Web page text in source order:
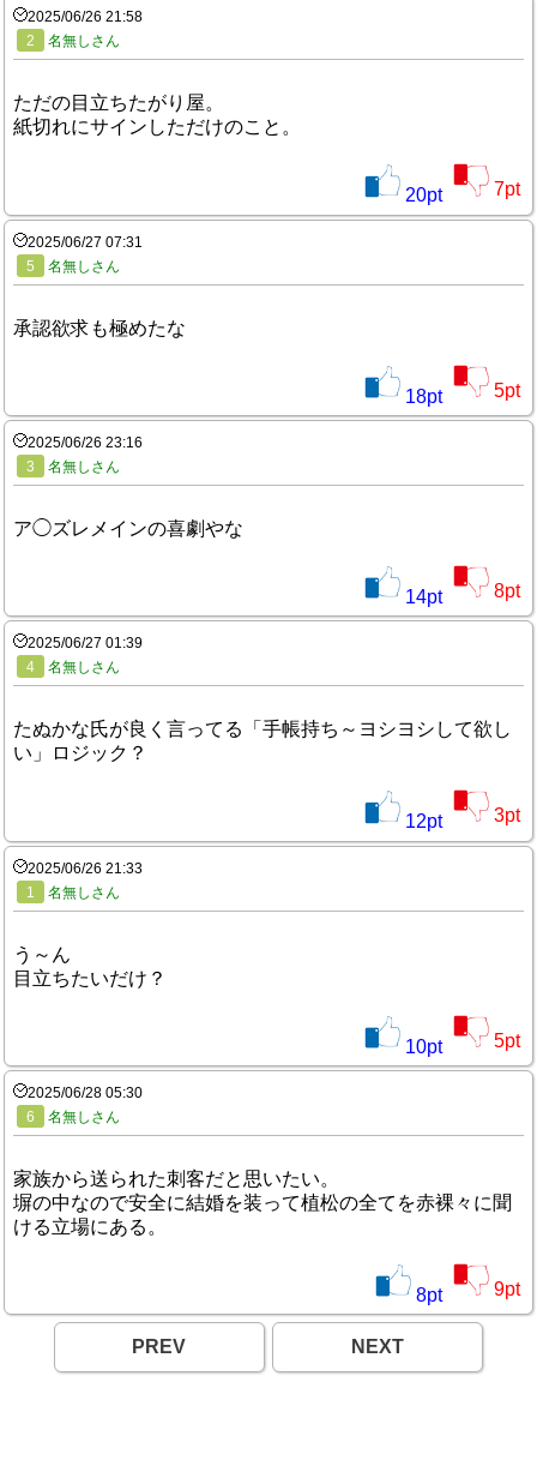
2025/06/26 21:58
2
名無しさん
ただの目立ちたがり屋。
紙切れにサインしただけのこと。
20pt 7pt
2025/06/27 07:31
5
名無しさん
承認欲求も極めたな
18pt 5pt
2025/06/26 23:16
3
名無しさん
ア◯ズレメインの喜劇やな
14pt 8pt
2025/06/27 01:39
4
名無しさん
たぬかな氏が良く言ってる「手帳持ち～ヨシヨシして欲し
い」ロジック？
12pt 3pt
2025/06/26 21:33
1
名無しさん
う～ん
目立ちたいだけ？
10pt 5pt
2025/06/28 05:30
6
名無しさん
家族から送られた刺客だと思いたい。
塀の中なので安全に結婚を装って植松の全てを赤裸々に聞
ける立場にある。
8pt 9pt
PREV NEXT